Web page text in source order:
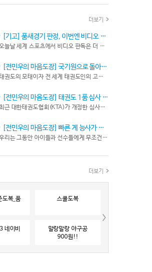
얘기에 핑크색 옷 얘기 같은 비
하시니 그러시겠지만 태권도
언하세요.심판들 또한 이런 말
심 상하지 않도록 부단히 노력해
다.부끄러운 일 들이 없도록 해야
하는 건 잘한다고 인정해주고
록 해주셔야지어떠한 글인지 파악
로 나쁘게 표현하는 글은 보기가
더보기
[기고] 품새경기 판정, 이번엔 비디오 판독이다… 더 이상 미룰 수 없다
오늘날 세계 스포츠에서 비디오 판독은 더 이상 선택이 아니다. 선수의 땀과 노력, 경기 결과의 공정성을 지키기 위한 최소한의 안전장치이자 국제 스포츠의 보편적인 기준이 됐다.
[전민우의 마음도장] 국기원으로 돌아온 한마당… 그 안에서 마주하는 '도장(道場)의 본질’
태권도의 모태이자 전 세계 태권도인의 고향, 국기원 도장 위에 다시 뜨거운 기합 소리가 웅장하게 울려 퍼질 예정이다. 오랜만에 국기원에서 펼쳐지는 이번 세계태권도한마당은 단순한 대회 개최를 넘어 국경과 인종, 세대를 넘어 하나의 마음으로 모인 전 세계 태권도인들의 가슴속에 묵직한 설렘과 숭고한 감회를 불러일으킨다.
[전민우의 마음도장] 태권도 1품 심사 완화... 문턱은 낮아졌지만, 계단은 더욱 가팔라졌다!
최근 대한태권도협회(KTA)가 개정한 심사시행 규정이 도장가에 화두를 던지고 있다. 저연령 1품(단) 심사 시 지정 품새의 추첨 범위와 시기를 완화해 각 시도협회가 사실상 태극 1장부터 5장까지로 지정을 축소할 수 있는 제도적 근거를 마련했다.
[전민우의 마음도장] 빠른 게 능사가 아니다… 엘리트 선수의 '기다림'
우리는 그동안 아이들과 선수들에게 무조건 “빨리 반응하라”고 다그치기만 했던 것은 아닐까? 진정한 탁월함은 단순히 근육의 수축 속도가 빠른 데서 오지 않는다. 복잡하고 긴박한 1대 1 격투 상황 속에서 ‘언제 멈추고, 언제 폭발할 것인가’를 통제하는 타이밍 조절 능력과 상황 인식(Situational Awareness)에서 온다.
더보기
도복_품
스쿨도복
네이비
말랑말랑 야구공
900원!!